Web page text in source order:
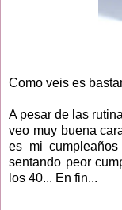
Como veis es
A pesar de las
veo muy buena
es mi
sentando peor
los 40... En fin...